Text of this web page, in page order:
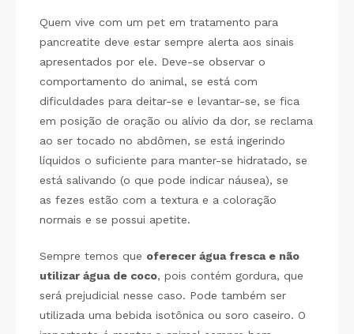
Quem vive com um pet em tratamento para
pancreatite deve estar sempre alerta aos sinais
apresentados por ele. Deve-se observar o
comportamento do animal, se está com
dificuldades para deitar-se e levantar-se, se fica
em posição de oração ou alívio da dor, se reclama
ao ser tocado no abdômen, se está ingerindo
líquidos o suficiente para manter-se hidratado, se
está salivando (o que pode indicar náusea), se
as fezes estão com a textura e a coloração
normais e se possui apetite.
Sempre temos que oferecer água fresca e não
utilizar água de coco, pois contém gordura, que
será prejudicial nesse caso. Pode também ser
utilizada uma bebida isotônica ou soro caseiro. O